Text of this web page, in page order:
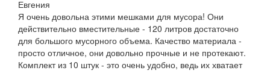
Евгения
Я очень довольна этими мешками для мусора! Они
действительно вместительные - 120 литров достаточно
для большого мусорного объема. Качество материала -
просто отличное, они довольно прочные и не протекают.
Комплект из 10 штук - это очень удобно, ведь их хватает